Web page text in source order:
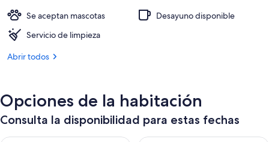
Habitación Deluxe, vistas al lago
Se aceptan mascotas
Desayuno disponible
Servicio de limpieza
Abrir todos
Opciones de la habitación
Consulta la disponibilidad para estas fechas